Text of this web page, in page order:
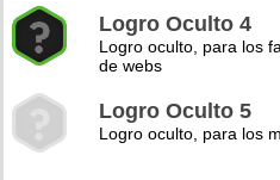
Logro Oculto 4
Logro oculto, para los
de webs
Logro Oculto 5
Logro oculto, para los